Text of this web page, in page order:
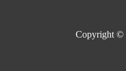
Copyright ©